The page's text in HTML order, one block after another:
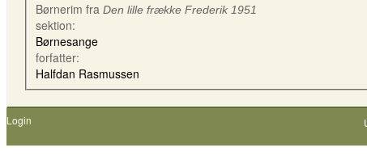
Børnerim fra Den lille frække Frederik 1951
sektion:
Børnesange
forfatter:
Halfdan Rasmussen
Login